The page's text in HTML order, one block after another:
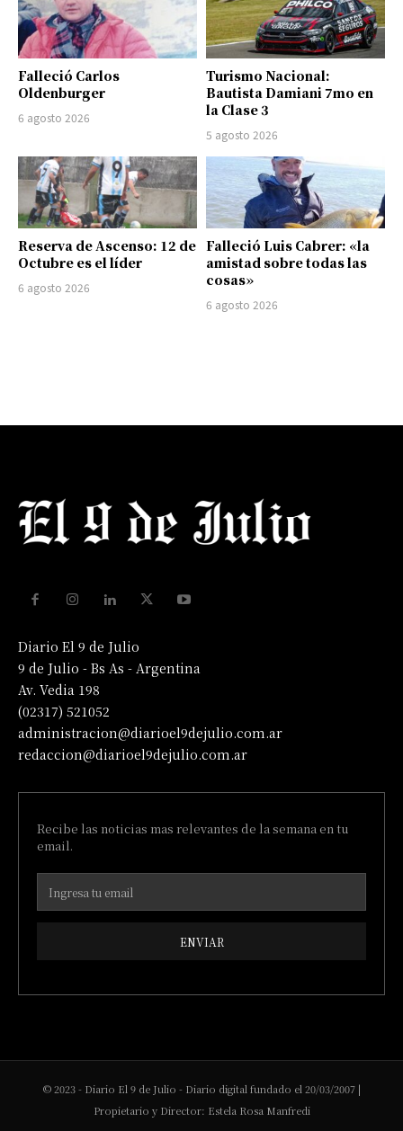
Falleció Carlos
Oldenburger
6 agosto 2026
Turismo Nacional:
Bautista Damiani 7mo en
la Clase 3
5 agosto 2026
Reserva de Ascenso: 12 de
Octubre es el líder
6 agosto 2026
Falleció Luis Cabrer: «la
amistad sobre todas las
cosas»
6 agosto 2026
Diario El 9 de Julio
9 de Julio - Bs As - Argentina
Av. Vedia 198
(02317) 521052
administracion@diarioel9dejulio.com.ar
redaccion@diarioel9dejulio.com.ar
Recibe las noticias mas relevantes de la semana en tu
email.
ENVIAR
© 2023 - Diario El 9 de Julio - Diario digital fundado el 20/03/2007 |
Propietario y Director: Estela Rosa Manfredi